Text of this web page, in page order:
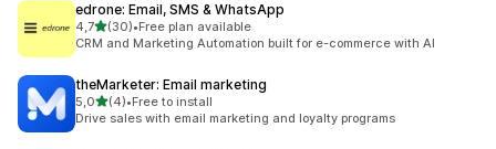
edrone: Email, SMS & WhatsApp
4,7/ 5 tähteä
(30)
30 arvostelua yhteensä
•Free plan available
CRM and Marketing Automation built for e-commerce with AI
theMarketer: Email marketing
5,0/ 5 tähteä
(4)
4 arvostelua yhteensä
•Free to install
Drive sales with email marketing and loyalty programs